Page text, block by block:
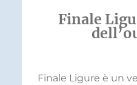
Finale
Finale Ligure è un